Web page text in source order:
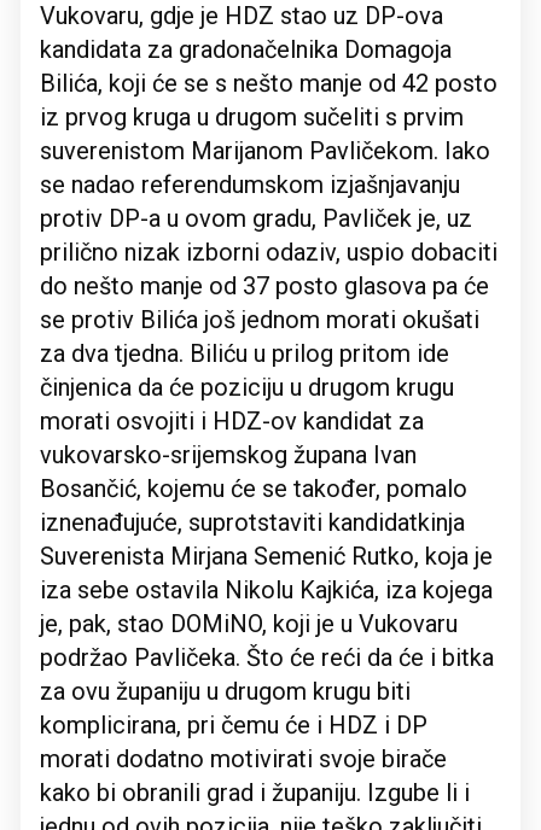
Vukovaru, gdje je HDZ stao uz DP-ova
kandidata za gradonačelnika Domagoja
Bilića, koji će se s nešto manje od 42 posto
iz prvog kruga u drugom sučeliti s prvim
suverenistom Marijanom Pavličekom. Iako
se nadao referendumskom izjašnjavanju
protiv DP-a u ovom gradu, Pavliček je, uz
prilično nizak izborni odaziv, uspio dobaciti
do nešto manje od 37 posto glasova pa će
se protiv Bilića još jednom morati okušati
za dva tjedna. Biliću u prilog pritom ide
činjenica da će poziciju u drugom krugu
morati osvojiti i HDZ-ov kandidat za
vukovarsko-srijemskog župana Ivan
Bosančić, kojemu će se također, pomalo
iznenađujuće, suprotstaviti kandidatkinja
Suverenista Mirjana Semenić Rutko, koja je
iza sebe ostavila Nikolu Kajkića, iza kojega
je, pak, stao DOMiNO, koji je u Vukovaru
podržao Pavličeka. Što će reći da će i bitka
za ovu županiju u drugom krugu biti
komplicirana, pri čemu će i HDZ i DP
morati dodatno motivirati svoje birače
kako bi obranili grad i županiju. Izgube li i